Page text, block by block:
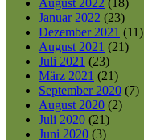
August 2022 (18)
Januar 2022 (23)
Dezember 2021 (11)
August 2021 (21)
Juli 2021 (23)
März 2021 (21)
September 2020 (7)
August 2020 (2)
Juli 2020 (21)
Juni 2020 (3)